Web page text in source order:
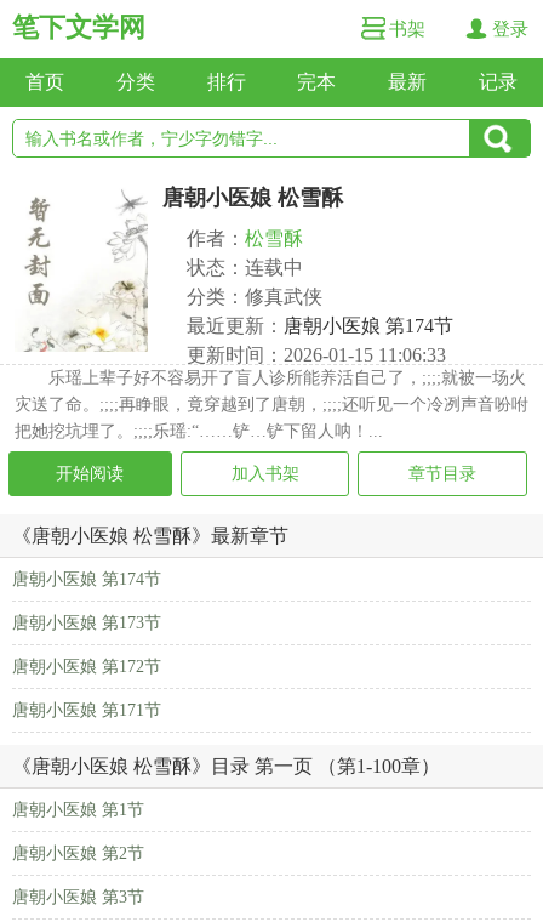
笔下文学网 书架 登录
首页 分类 排行 完本 最新 记录
唐朝小医娘 松雪酥
作者： 松雪酥
状态：连载中
分类：修真武侠
最近更新： 唐朝小医娘 第174节
更新时间：2026-01-15 11:06:33
乐瑶上辈子好不容易开了盲人诊所能养活自己了，;;;;就被一场火
灾送了命。;;;;再睁眼，竟穿越到了唐朝，;;;;还听见一个冷冽声音吩咐
把她挖坑埋了。;;;;乐瑶:“……铲…铲下留人呐！...
开始阅读 加入书架 章节目录
《唐朝小医娘 松雪酥》最新章节
唐朝小医娘 第174节
唐朝小医娘 第173节
唐朝小医娘 第172节
唐朝小医娘 第171节
《唐朝小医娘 松雪酥》目录 第一页 （第1-100章）
唐朝小医娘 第1节
唐朝小医娘 第2节
唐朝小医娘 第3节